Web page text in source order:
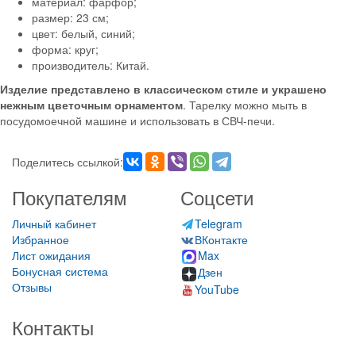
размер: 23 см;
цвет: белый, синий;
форма: круг;
производитель: Китай.
Изделие представлено в классическом стиле и украшено
нежным цветочным орнаментом. Тарелку можно мыть в
посудомоечной машине и использовать в СВЧ-печи.
Поделитесь ссылкой:
Покупателям
Личный кабинет
Избранное
Лист ожидания
Бонусная система
Отзывы
Соцсети
Telegram
ВКонтакте
Max
Дзен
YouTube
Контакты